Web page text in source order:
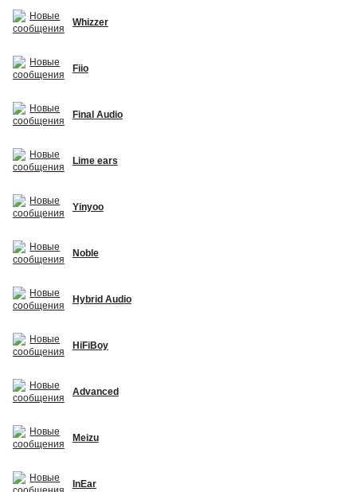
Whizzer
Fiio
Final Audio
Lime ears
Yinyoo
Noble
Hybrid Audio
HiFiBoy
Advanced
Meizu
InEar